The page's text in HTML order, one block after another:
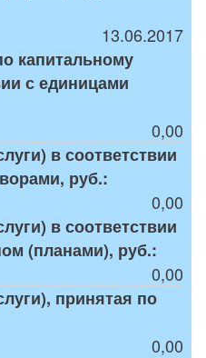
13.06.2017
капитальному
с единицами
0,00
в соответствии
руб.:
0,00
в соответствии
(планами), руб.:
0,00
принятая по
0,00